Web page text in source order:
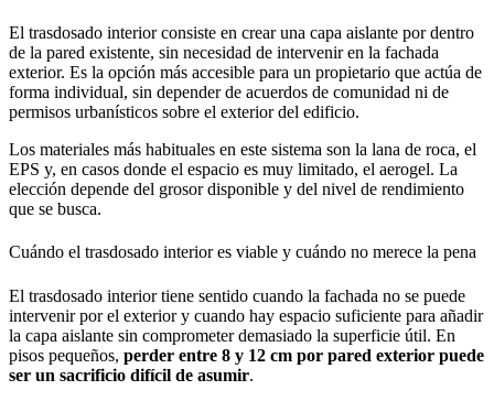
El trasdosado interior consiste en crear una capa aislante por dentro
de la pared existente, sin necesidad de intervenir en la fachada
exterior. Es la opción más accesible para un propietario que actúa de
forma individual, sin depender de acuerdos de comunidad ni de
permisos urbanísticos sobre el exterior del edificio.
Los materiales más habituales en este sistema son la lana de roca, el
EPS y, en casos donde el espacio es muy limitado, el aerogel. La
elección depende del grosor disponible y del nivel de rendimiento
que se busca.
Cuándo el trasdosado interior es viable y cuándo no merece la pena
El trasdosado interior tiene sentido cuando la fachada no se puede
intervenir por el exterior y cuando hay espacio suficiente para añadir
la capa aislante sin comprometer demasiado la superficie útil. En
pisos pequeños, perder entre 8 y 12 cm por pared exterior puede
ser un sacrificio difícil de asumir.